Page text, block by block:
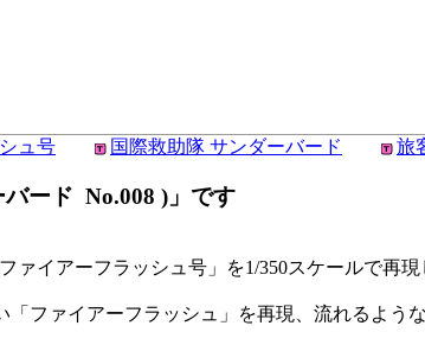
ュ号 国際救助隊 サンダーバード 旅
バード No.008 )」です
イアーフラッシュ号」を1/350スケールで再現
ファイアーフラッシュ」を再現、流れるよう